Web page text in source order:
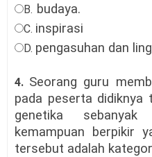
B. budaya.
C. inspirasi
D. pengasuhan dan
4. Seorang guru
pada peserta didiknya
genetika
kemampuan berpikir
tersebut adalah